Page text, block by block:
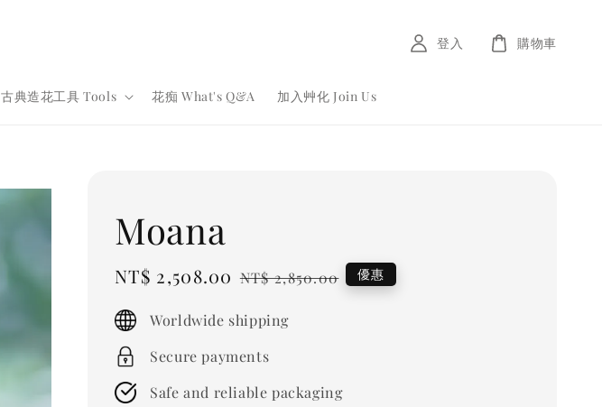
古典造花工具 Tools 花痴 What's Q&A 加入艸化 Join Us
登入 購物車
Moana
Sale
NT$ 2,508.00 Regular
NT$ 2,850.00 優惠
Worldwide shipping
Secure payments
Safe and reliable packaging